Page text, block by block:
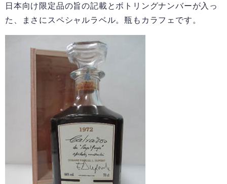
日本向け限定品の旨の記載とボトリングナンバーが入っ
た、まさにスペシャルラベル。瓶もカラフェです。